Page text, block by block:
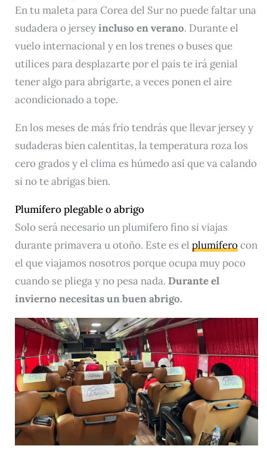
En tu maleta para Corea del Sur no puede faltar una
sudadera o jerseyincluso en verano. Durante el
vuelo internacional y en los trenes o buses que
utilices para desplazarte por el país te irá genial
tener algo para abrigarte, a veces ponen el aire
acondicionado a tope.
En los meses de más frío tendrás que llevar jersey y
sudaderas bien calentitas, la temperatura roza los
cero grados y el clima es húmedo así que va calando
si no te abrigas bien.
Plumífero plegable o abrigo
Solo será necesario un plumifero fino si viajas
durante primavera u otoño. Este es el plumíferocon
el que viajamos nosotros porque ocupa muy poco
cuando se pliega y no pesa nada. Durante el
invierno necesitas un buen abrigo.